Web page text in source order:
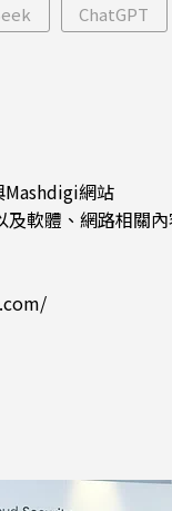
ChatGPT
網站
軟體、網路相關